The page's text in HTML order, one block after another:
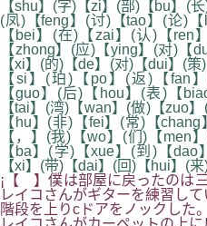
【shu】(字)【zi】(部)【bu】(
(凤)【feng】(讨)【tao】(论)
【bei】(在)【zai】(认)【ren
【zhong】(应)【ying】(对)【
【xi】(的)【de】(对)【dui】(
【si】(珀)【po】(返)【fan
【guo】(后)【hou】(表)【
【tai】(湾)【wan】(做)【zuo
【hu】(非)【fei】(常)【
【，】(我)【wo】(们)【men
【ba】(学)【xue】(到)【
【xi】(带)【dai】(回)【hui】(来
¡【 】僕は部屋に戻ったのは
レイコさんがギターを練習し
階段を上りcドアをノックした